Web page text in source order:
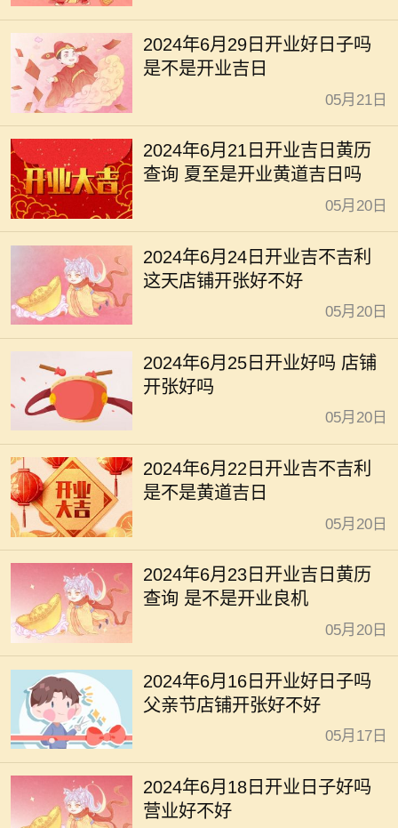
2024年6月29日开业好日子吗
是不是开业吉日
05月21日
2024年6月21日开业吉日黄历
查询 夏至是开业黄道吉日吗
05月20日
2024年6月24日开业吉不吉利
这天店铺开张好不好
05月20日
2024年6月25日开业好吗 店铺
开张好吗
05月20日
2024年6月22日开业吉不吉利
是不是黄道吉日
05月20日
2024年6月23日开业吉日黄历
查询 是不是开业良机
05月20日
2024年6月16日开业好日子吗
父亲节店铺开张好不好
05月17日
2024年6月18日开业日子好吗
营业好不好